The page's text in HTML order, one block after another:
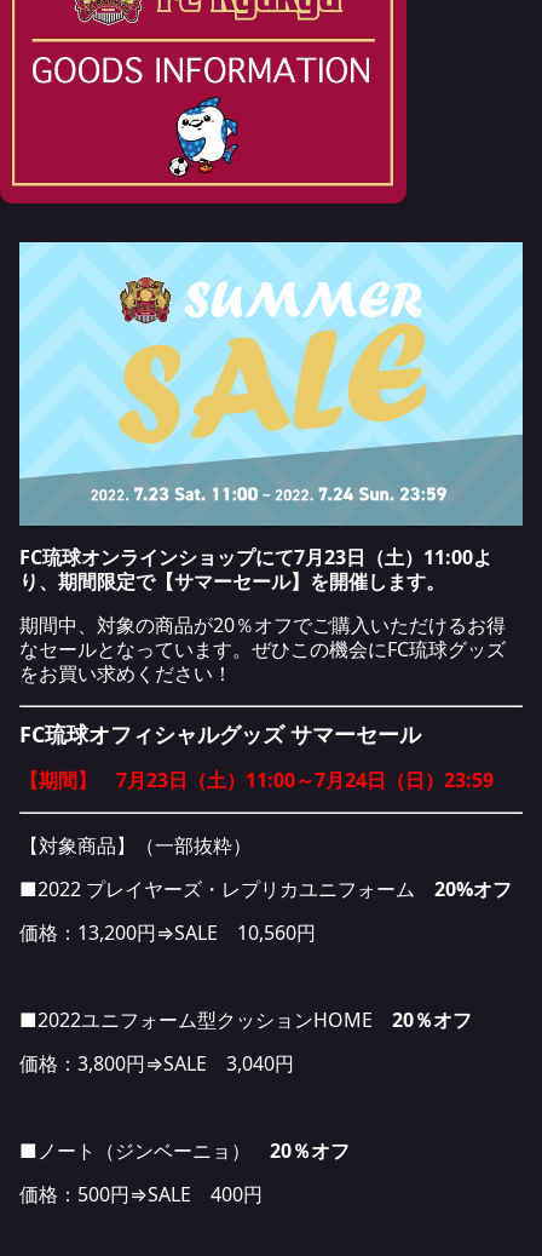
FC琉球オンラインショップにて7月23日（土）11:00よ
り、期間限定で【サマーセール】を開催します。
期間中、対象の商品が20％オフでご購入いただけるお得
なセールとなっています。ぜひこの機会にFC琉球グッズ
をお買い求めください！
FC琉球オフィシャルグッズ サマーセール
【期間】 7月23日（土）11:00～7月24日（日）23:59
【対象商品】（一部抜粋）
■2022 プレイヤーズ・レプリカユニフォーム 20%オフ
価格：13,200円⇒SALE 10,560円
■2022ユニフォーム型クッションHOME 20％オフ
価格：3,800円⇒SALE 3,040円
■ノート（ジンベーニョ） 20％オフ
価格：500円⇒SALE 400円